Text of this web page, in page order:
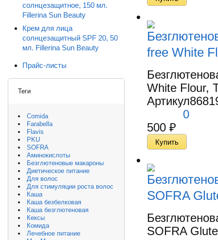
солнцезащитное, 150 мл.
Fillerina Sun Beauty
Крем для лица
солнцезащитный SPF 20, 50
мл. Fillerina Sun Beauty
Прайс-листы
Теги
Comida
Farabella
Flavis
PKU
SOFRA
Аминокислоты
Безглютеновые макароны
Диетическое питание
Для волос
Для стимуляции роста волос
Каша
Каша безбелковая
Каша безглютеновая
Кексы
Комида
Лечебное питание
free White
White Flour,
Артикул
0
500 ₽
SOFRA
SOFRA